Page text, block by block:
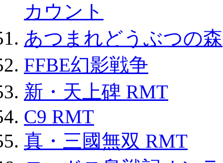
カウント
あつまれどうぶつの森
FFBE幻影戦争
新・天上碑 RMT
C9 RMT
真・三國無双 RMT